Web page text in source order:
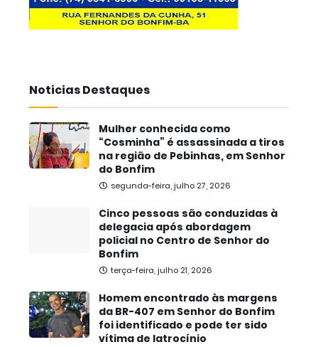
Noticias Destaques
Mulher conhecida como
“Cosminha” é assassinada a tiros
na região de Pebinhas, em Senhor
do Bonfim
segunda-feira, julho 27, 2026
Cinco pessoas são conduzidas à
delegacia após abordagem
policial no Centro de Senhor do
Bonfim
terça-feira, julho 21, 2026
Homem encontrado às margens
da BR-407 em Senhor do Bonfim
foi identificado e pode ter sido
vítima de latrocínio